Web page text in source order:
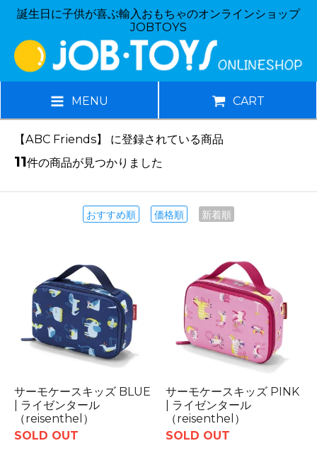
誕生日に子供が喜ぶ輸入おもちゃのオンラインショップ
JOBTOYS
MENU CART
【ABC Friends】 に登録されている商品
11件の商品が見つかりました
おすすめ順 価格順 新着順
サーモケースキッズ BLUE
| ライゼンタール
（reisenthel）
SOLD OUT
サーモケースキッズ PINK
| ライゼンタール
（reisenthel）
SOLD OUT